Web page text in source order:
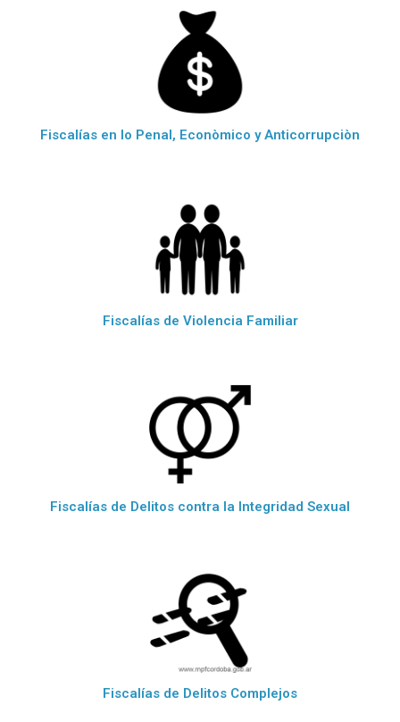
Fiscalías en lo Penal, Econòmico y Anticorrupciòn
Fiscalías de Violencia Familiar
Fiscalías de Delitos contra la Integridad Sexual
Fiscalías de Delitos Complejos